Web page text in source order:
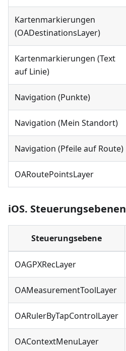
Kartenmarkierungen
(OADestinationsLayer)
Kartenmarkierungen (Text
auf Linie)
Navigation (Punkte)
Navigation (Mein Standort)
Navigation (Pfeile auf Route)
OARoutePointsLayer
iOS. Steuerungsebenen
Steuerungsebene
OAGPXRecLayer
OAMeasurementToolLayer
OARulerByTapControlLayer
OAContextMenuLayer